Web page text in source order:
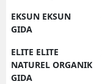
EKSUN EKSUN
GIDA
ELITE ELITE
NATUREL ORGANIK
GIDA